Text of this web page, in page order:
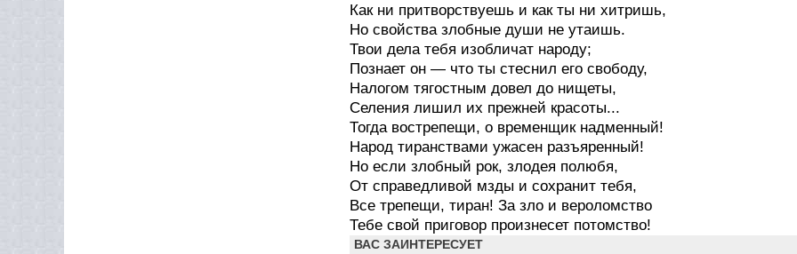
Как ни притворствуешь и как ты ни хитришь,
Но свойства злобные души не утаишь.
Твои дела тебя изобличат народу;
Познает он — что ты стеснил его свободу,
Налогом тягостным довел до нищеты,
Селения лишил их прежней красоты...
Тогда вострепещи, о временщик надменный!
Народ тиранствами ужасен разъяренный!
Но если злобный рок, злодея полюбя,
От справедливой мзды и сохранит тебя,
Все трепещи, тиран! За зло и вероломство
Тебе свой приговор произнесет потомство!